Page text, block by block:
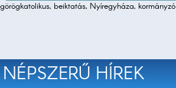
görögkatolikus, beiktatás, Nyíregyháza, kormányzó
NÉPSZERŰ HÍREK